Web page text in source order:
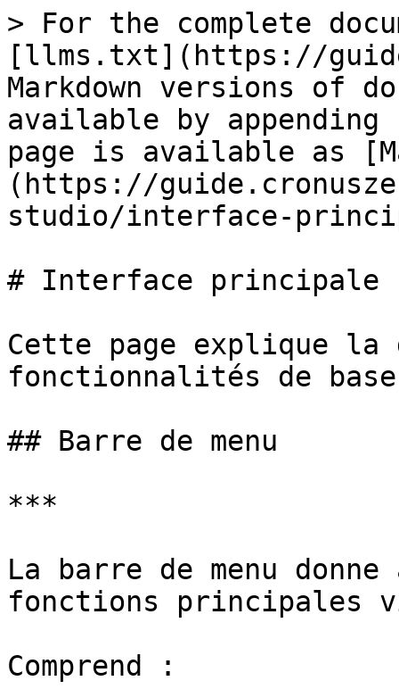
> For the complete
[llms.txt](https://
Markdown versions of
available by
page is available as
(https://
studio/interface-
# Interface principale
Cette page explique
fonctionnalités de
## Barre de menu
***
La barre de menu
fonctions principales
Comprend :